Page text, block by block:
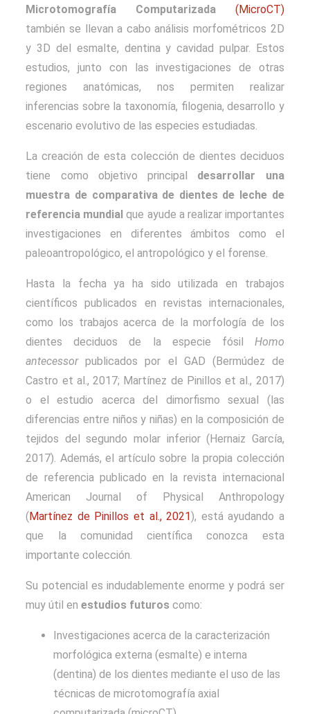
Microtomografía Computarizada
(MicroCT)
también se llevan a cabo análisis morfométricos 2D
y 3D del esmalte, dentina y cavidad pulpar. Estos
estudios, junto con las investigaciones de otras
regiones anatómicas, nos permiten realizar
inferencias sobre la taxonomía, filogenia, desarrollo y
escenario evolutivo de las especies estudiadas.
La creación de esta colección de dientes deciduos
tiene como objetivo principal desarrollar una
muestra de comparativa de dientes de leche de
referencia mundialque ayude a realizar importantes
investigaciones en diferentes ámbitos como el
paleoantropológico, el antropológico y el forense.
Hasta la fecha ya ha sido utilizada en trabajos
científicos publicados en revistas internacionales,
como los trabajos acerca de la morfología de los
dientes deciduos de la especie fósil Homo
antecessorpublicados por el GAD (Bermúdez de
Castro et al., 2017; Martínez de Pinillos et al., 2017)
o el estudio acerca del dimorfismo sexual (las
diferencias entre niños y niñas) en la composición de
tejidos del segundo molar inferior (Hernaiz García,
2017). Además, el artículo sobre la propia colección
de referencia publicado en la revista internacional
American Journal of Physical Anthropology
(Martínez de Pinillos et al., 2021), está ayudando a
que la comunidad científica conozca esta
importante colección.
Su potencial es indudablemente enorme y podrá ser
muy útil enestudios futuros como:
Investigaciones acerca de lacaracterización
morfológica externa (esmalte) e interna
(dentina) de los dientes mediante el uso de las
técnicas de microtomografía axial